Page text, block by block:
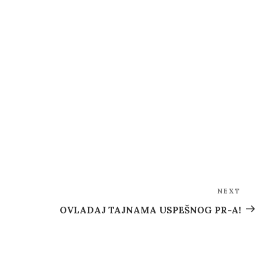
Post
NEXT
OVLADAJ TAJNAMA USPEŠNOG PR-A!